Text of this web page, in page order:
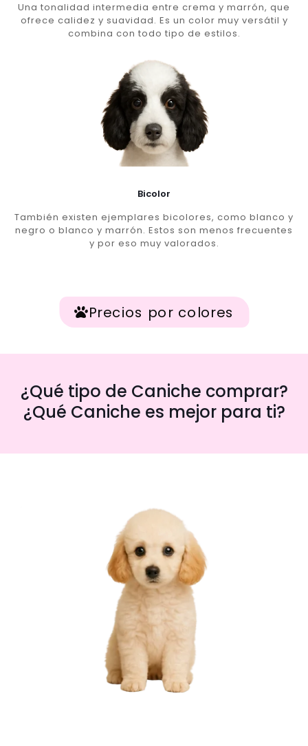
Una tonalidad intermedia entre crema y marrón, que
ofrece calidez y suavidad. Es un color muy versátil y
combina con todo tipo de estilos.
Bicolor
También existen ejemplares bicolores, como blanco y
negro o blanco y marrón. Estos son menos frecuentes
y por eso muy valorados.
Precios por colores
¿Qué tipo de Caniche comprar?
¿Qué Caniche es mejor para ti?